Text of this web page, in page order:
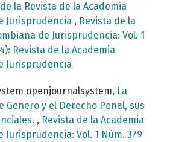
la Revista de la Academia
Jurisprudencia , Revista de la
de Jurisprudencia: Vol. 1
Revista de la Academia
Jurisprudencia
openjournalsystem, La
Genero y el Derecho Penal, sus
, Revista de la Academia
Jurisprudencia: Vol. 1 Núm. 379